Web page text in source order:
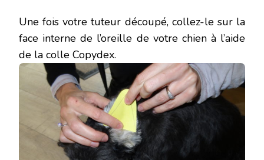
Une fois votre tuteur découpé, collez-le sur la
face interne de l’oreille de votre chien à l’aide
de la colle Copydex.